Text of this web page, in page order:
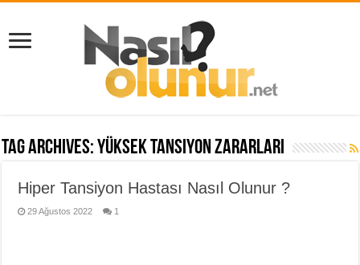
Tag Archives:yüksek tansiyon zararları
Hiper Tansiyon Hastası Nasıl Olunur ?
29 Ağustos 2022 1